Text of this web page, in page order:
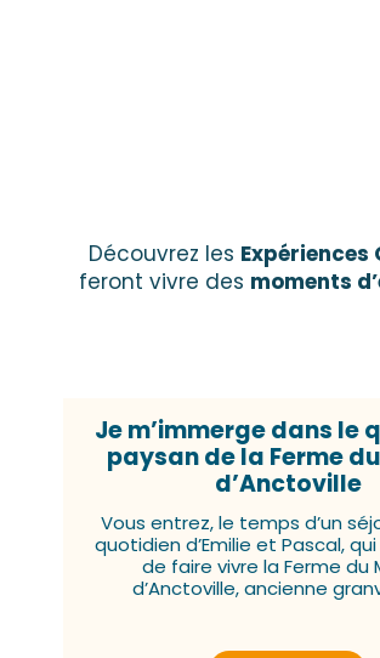
Découvrez les Expériences
feront vivre des moments
Je m’immerge dans le
paysan de la Ferme
d’Anctoville
Vous entrez, le temps d’un
quotidien d’Emilie et Pascal,
de faire vivre la Ferme du
d’Anctoville, ancienne